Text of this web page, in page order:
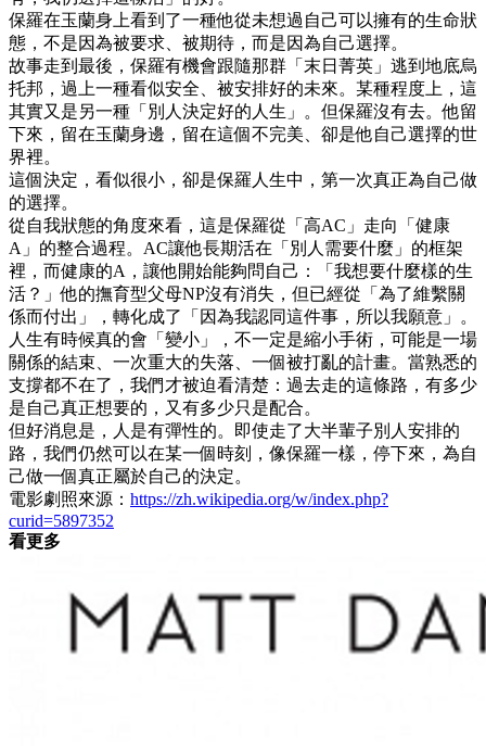
保羅在玉蘭身上看到了一種他從未想過自己可以擁有的生命狀
態，不是因為被要求、被期待，而是因為自己選擇。
故事走到最後，保羅有機會跟隨那群「末日菁英」逃到地底烏
托邦，過上一種看似安全、被安排好的未來。某種程度上，這
其實又是另一種「別人決定好的人生」。但保羅沒有去。他留
下來，留在玉蘭身邊，留在這個不完美、卻是他自己選擇的世
界裡。
這個決定，看似很小，卻是保羅人生中，第一次真正為自己做
的選擇。
從自我狀態的角度來看，這是保羅從「高AC」走向「健康
A」的整合過程。AC讓他長期活在「別人需要什麼」的框架
裡，而健康的A，讓他開始能夠問自己：「我想要什麼樣的生
活？」他的撫育型父母NP沒有消失，但已經從「為了維繫關
係而付出」，轉化成了「因為我認同這件事，所以我願意」。
人生有時候真的會「變小」，不一定是縮小手術，可能是一場
關係的結束、一次重大的失落、一個被打亂的計畫。當熟悉的
支撐都不在了，我們才被迫看清楚：過去走的這條路，有多少
是自己真正想要的，又有多少只是配合。
但好消息是，人是有彈性的。即使走了大半輩子別人安排的
路，我們仍然可以在某一個時刻，像保羅一樣，停下來，為自
己做一個真正屬於自己的決定。
電影劇照來源： https://zh.wikipedia.org/w/index.php?
curid=5897352
看更多